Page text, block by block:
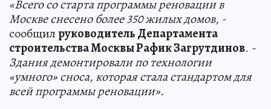
«Всего со старта программы реновации в
Москве снесено более 350 жилых домов, -
сообщилруководитель Департамента
строительства Москвы Рафик Загрутдинов. -
Здания демонтировали по технологии
«умного» сноса, которая стала стандартом для
всей программы реновации».